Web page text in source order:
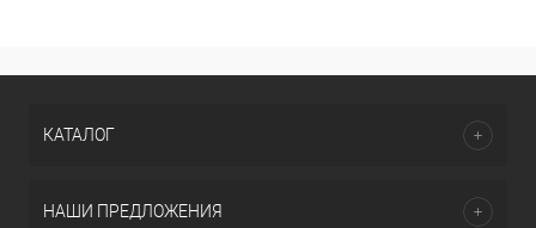
КАТАЛОГ
НАШИ ПРЕДЛОЖЕНИЯ